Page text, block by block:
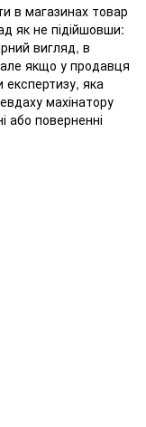
в магазинах товар
як не підійшовши:
вигляд, в
але якщо у продавця
експертизу, яка
махінатору
або поверненні